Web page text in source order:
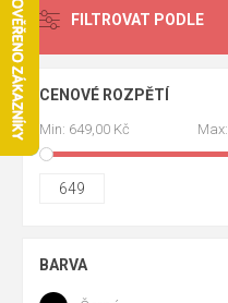
FILTROVAT PODLE
CENOVÉ ROZPĚTÍ
Min: 649,00 Kč Max:
649
BARVA